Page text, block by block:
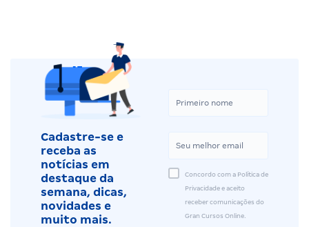
Cadastre-se e
receba as
notícias em
destaque da
semana, dicas,
novidades e
muito mais.
Concordo com a Política de
Privacidade e aceito
receber comunicações do
Gran Cursos Online.